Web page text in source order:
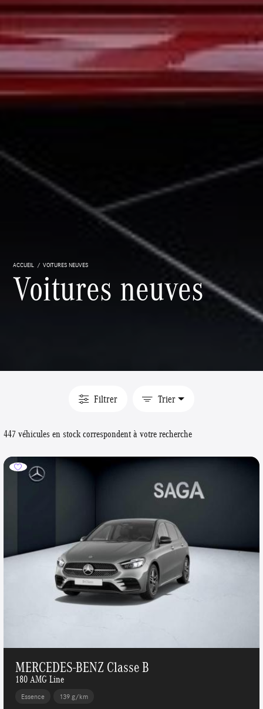
ACCUEIL VOITURES NEUVES
Voitures neuves
Filtrer Trier
447 véhicules en stock correspondent à votre recherche
MERCEDES-BENZ Classe B
180 AMG Line
Essence 139 g/km